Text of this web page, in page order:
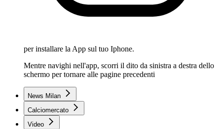
per installare la App sul tuo Iphone.
Mentre navighi nell'app, scorri il dito da sinistra a destra dello
schermo per tornare alle pagine precedenti
News Milan
Calciomercato
Video